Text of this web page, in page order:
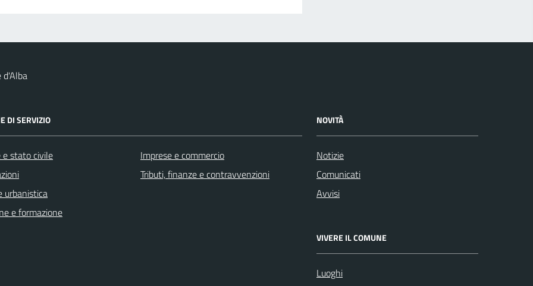
d'Alba
DI SERVIZIO
e stato civile
urbanistica
e formazione
Imprese e commercio
Tributi, finanze e contravvenzioni
NOVITÀ
Notizie
Comunicati
Avvisi
VIVERE IL COMUNE
Luoghi